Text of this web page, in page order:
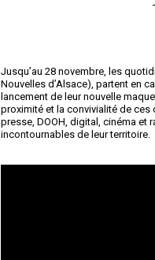
Jusqu’au 28 novembre, les
Nouvelles d’Alsace), partent en
lancement de leur nouvelle
proximité et la convivialité de
presse, DOOH, digital, cinéma et
incontournables de leur territoire.